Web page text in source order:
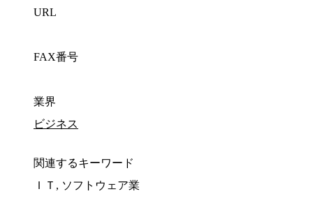
URL
FAX番号
業界
ビジネス
関連するキーワード
ＩＴ, ソフトウェア業